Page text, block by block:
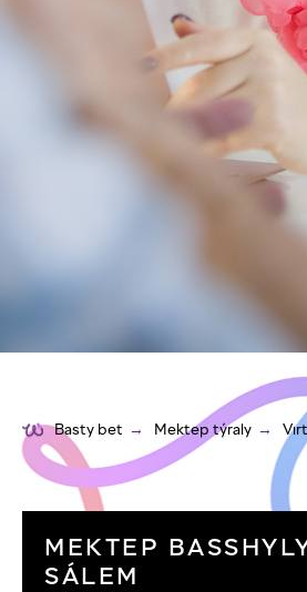
Basty bet → Mektep týraly →
MEKTEP
SÁLEM